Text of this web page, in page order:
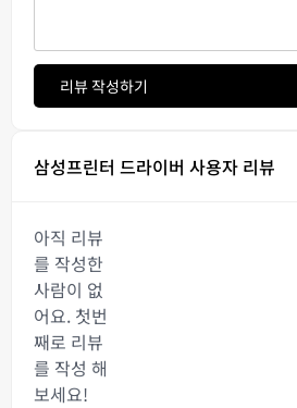
리뷰 작성하기
삼성프린터 드라이버 사용자 리뷰
아직 리뷰
를 작성한
사람이 없
어요. 첫번
째로 리뷰
를 작성 해
보세요!